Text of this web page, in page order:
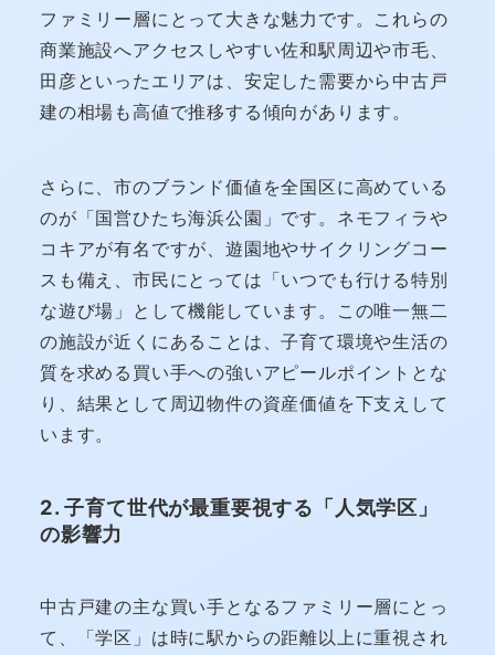
ファミリー層にとって大きな魅力です。これらの
商業施設へアクセスしやすい佐和駅周辺や市毛、
田彦といったエリアは、安定した需要から中古戸
建の相場も高値で推移する傾向があります。
さらに、市のブランド価値を全国区に高めている
のが「国営ひたち海浜公園」です。ネモフィラや
コキアが有名ですが、遊園地やサイクリングコー
スも備え、市民にとっては「いつでも行ける特別
な遊び場」として機能しています。この唯一無二
の施設が近くにあることは、子育て環境や生活の
質を求める買い手への強いアピールポイントとな
り、結果として周辺物件の資産価値を下支えして
います。
2. 子育て世代が最重要視する「人気学区」
の影響力
中古戸建の主な買い手となるファミリー層にとっ
て、「学区」は時に駅からの距離以上に重視され